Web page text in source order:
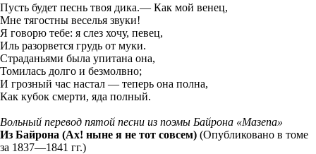
Пусть будет песнь твоя дика.— Как мой венец,
‎Мне тягостны веселья звуки!
Я говорю тебе: я слез хочу, певец,
‎Иль разорвется грудь от муки.
Страданьями была упитана она,
‎Томилась долго и безмолвно;
И грозный час настал — теперь она полна,
‎Как кубок смерти, яда полный.
Вольный перевод пятой песни из поэмы Байрона «Мазепа»
Из Байрона (Ах! ныне я не тот совсем) (Опубликовано в томе
за 1837—1841 гг.)